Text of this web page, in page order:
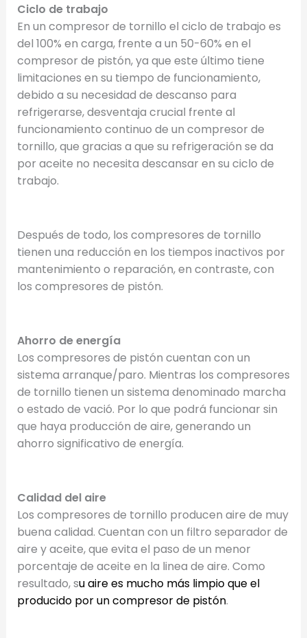
Ciclo de trabajo
En un compresor de tornillo el ciclo de trabajo es
del 100% en carga, frente a un 50-60% en el
compresor de pistón, ya que este último tiene
limitaciones en su tiempo de funcionamiento,
debido a su necesidad de descanso para
refrigerarse, desventaja crucial frente al
funcionamiento continuo de un compresor de
tornillo, que gracias a que su refrigeración se da
por aceite no necesita descansar en su ciclo de
trabajo.
Después de todo, los compresores de tornillo
tienen una reducción en los tiempos inactivos por
mantenimiento o reparación, en contraste, con
los compresores de pistón.
Ahorro de energía
Los compresores de pistón cuentan con un
sistema arranque/paro. Mientras los compresores
de tornillo tienen un sistema denominado marcha
o estado de vació. Por lo que podrá funcionar sin
que haya producción de aire, generando un
ahorro significativo de energía.
Calidad del aire
Los compresores de tornillo producen aire de muy
buena calidad. Cuentan con un filtro separador de
aire y aceite, que evita el paso de un menor
porcentaje de aceite en la linea de aire. Como
resultado, su aire es mucho más limpio que el
producido por un compresor de pistón.